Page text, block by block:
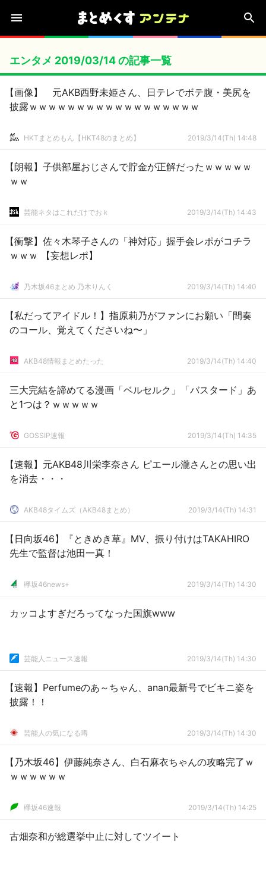
エンタメ 2019/03/14 の記事一覧
【画像】 元AKB西野未姫さん、日テレでボテ腹・美尻を
披露ｗｗｗｗｗｗｗｗｗｗｗｗｗｗｗｗｗｗ
HKTまとめもん【HKT48のまとめ】 2019/3/14(Th) 14:48
【朗報】子供部屋おじさんで貯金が正解だったｗｗｗｗｗ
ｗｗ
芸能ネタはこれだけでおｋ 2019/3/14(Th) 14:43
【衝撃】佐々木琴子さんの「神対応」握手会レポがコチラ
ｗｗｗ 【妄想レポ】
乃木坂46まとめ 乃木りんく 2019/3/14(Th) 14:40
【私だってアイドル！】指原莉乃がファンにお願い「間奏
のコール、覚えてくださいね〜」
AKB48情報まとめたった 2019/3/14(Th) 14:40
三大完結を諦めてる漫画「ベルセルク」「バスタード」あ
と1つは？ｗｗｗｗｗ
GOSSIP速報 2019/3/14(Th) 14:35
【速報】元AKB48川栄李奈さん ピエール瀧さんとの思い出
を消去・・・
AKB48タイムズ（AKB48まとめ） 2019/3/14(Th) 14:31
【日向坂46】『ときめき草』MV、振り付けはTAKAHIRO
先生で監督は池田一真！
欅坂46news+ 2019/3/14(Th) 14:30
カッコよすぎだろってなった国旗www
芸能人ニュース速報 2019/3/14(Th) 14:30
【速報】Perfumeのあ～ちゃん、anan最新号でビキニ姿を
披露！！
芸能人の気になる噂 2019/3/14(Th) 14:30
【乃木坂46】伊藤純奈さん、白石麻衣ちゃんの攻略完了ｗ
ｗｗｗｗｗｗ
欅坂46速報 2019/3/14(Th) 14:25
古畑奈和が総選挙中止に対してツイート